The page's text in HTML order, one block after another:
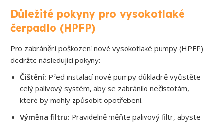
Důležité pokyny pro vysokotlaké
čerpadlo (HPFP)
Pro zabránění poškození nové vysokotlaké pumpy (HPFP)
dodržte následující pokyny:
Čištění: Před instalací nové pumpy důkladně vyčistěte
celý palivový systém, aby se zabránilo nečistotám,
které by mohly způsobit opotřebení.
Výměna filtru: Pravidelně měňte palivový filtr, abyste
Souhlasím s GDPR